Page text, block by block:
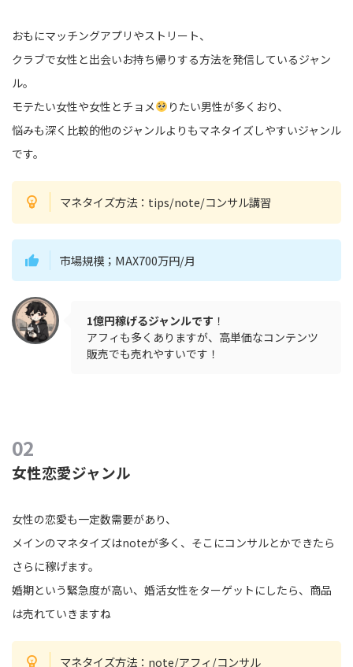
おもにマッチングアプリやストリート、
クラブで女性と出会いお持ち帰りする方法を発信しているジャン
ル。
モテたい女性や女性とチョメ
りたい男性が多くおり、
悩みも深く比較的他のジャンルよりもマネタイズしやすいジャンル
です。
マネタイズ方法：tips/note/コンサル講習
市場規模；MAX700万円/月
1億円稼げるジャンルです ！
アフィも多くありますが、高単価なコンテンツ
販売でも売れやすいです！
女性恋愛ジャンル
女性の恋愛も一定数需要があり、
メインのマネタイズはnoteが多く、そこにコンサルとかできたら
さらに稼げます。
婚期という緊急度が高い、婚活女性をターゲットにしたら、商品
は売れていきますね
マネタイズ方法：note/アフィ/コンサル